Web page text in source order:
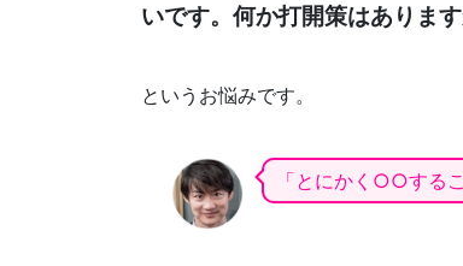
いです。何か打開策はあります
というお悩みです。
「とにかく○○する